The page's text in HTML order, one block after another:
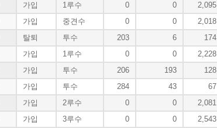
가입 1루수 0 0 2,095
가입 중견수 0 0 2,018
탈퇴 투수 203 6 174
가입 1루수 0 0 2,228
가입 투수 206 193 128
가입 투수 284 43 67
가입 2루수 0 0 2,081
가입 3루수 0 0 2,543